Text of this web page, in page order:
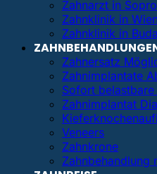
Zahnarzt in
Zahnklinik in
Zahnklinik in
Zahnersatz
Zahnimplantate
Sofort
Zahnimplantat
Veneers
Zahnkrone
Zahnbehandlung